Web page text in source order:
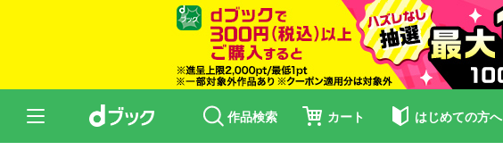
作品検索 カート はじめての方へ